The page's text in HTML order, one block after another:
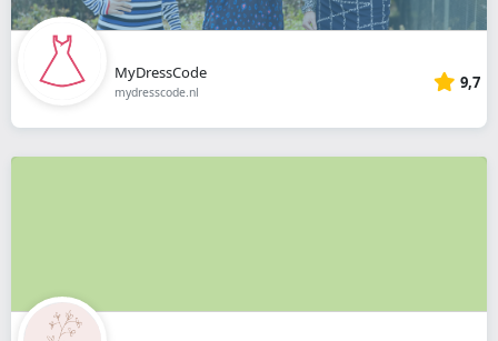
MyDressCode
mydresscode.nl 9,7